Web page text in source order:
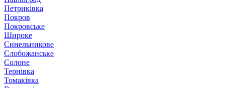
Петриківка
Покров
Покровське
Широке
Синельникове
Слобожанське
Солоне
Тернівка
Томаківка